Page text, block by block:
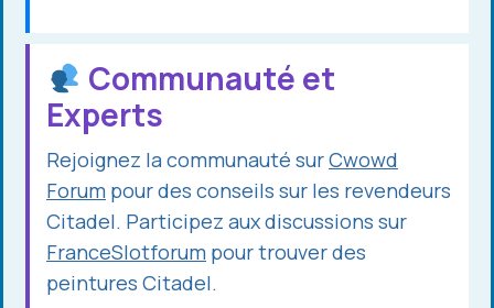
Communauté et
Experts
Rejoignez la communauté surCwowd
Forum pour des conseils sur les revendeurs
Citadel. Participez aux discussions sur
FranceSlotforum pour trouver des
peintures Citadel.